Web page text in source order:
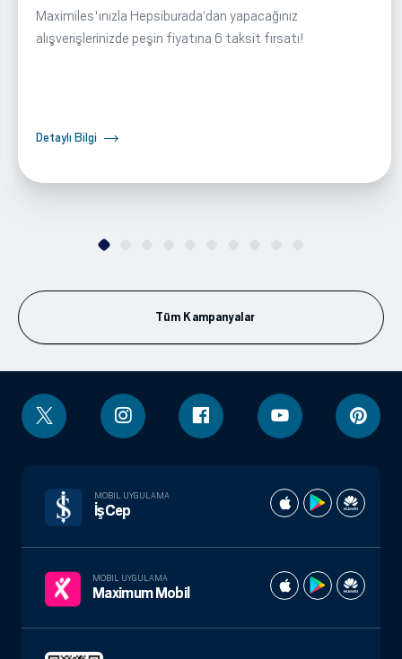
Maximiles'ınızla Hepsiburada‘dan yapacağınız
alışverişlerinizde peşin fiyatına 6 taksit fırsatı!
Detaylı Bilgi
Tüm Kampanyalar
MOBIL UYGULAMA
İşCep
MOBIL UYGULAMA
Maximum Mobil